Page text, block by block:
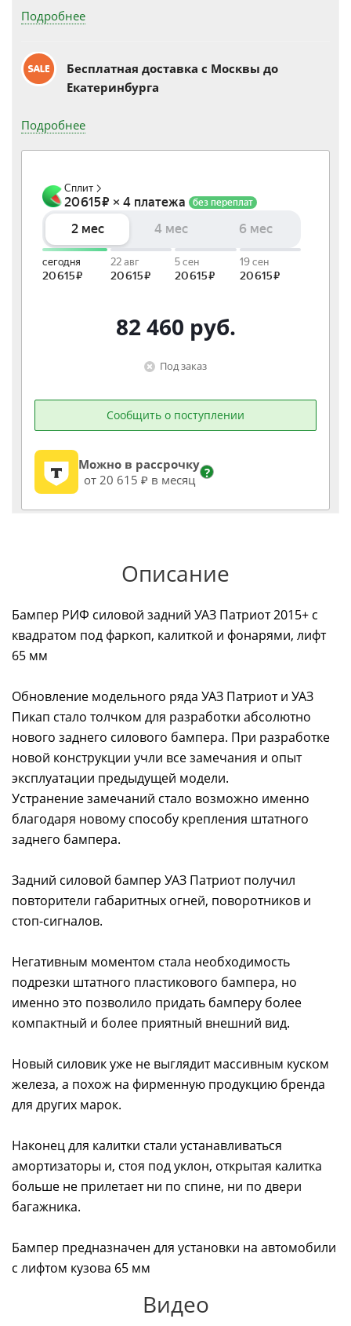
Подробнее
Бесплатная доставка c Москвы до
Екатеринбурга
Подробнее
82 460 руб.
Под заказ
Сообщить о поступлении
Можно в рассрочку
от 20 615 ₽ в месяц
?
Описание
Бампер РИФ силовой задний УАЗ Патриот 2015+ с
квадратом под фаркоп, калиткой и фонарями, лифт
65 мм
Обновление модельного ряда УАЗ Патриот и УАЗ
Пикап стало толчком для разработки абсолютно
нового заднего силового бампера. При разработке
новой конструкции учли все замечания и опыт
эксплуатации предыдущей модели.
Устранение замечаний стало возможно именно
благодаря новому способу крепления штатного
заднего бампера.
Задний силовой бампер УАЗ Патриот получил
повторители габаритных огней, поворотников и
стоп-сигналов.
Негативным моментом стала необходимость
подрезки штатного пластикового бампера, но
именно это позволило придать бамперу более
компактный и более приятный внешний вид.
Новый силовик уже не выглядит массивным куском
железа, а похож на фирменную продукцию бренда
для других марок.
Наконец для калитки стали устанавливаться
амортизаторы и, стоя под уклон, открытая калитка
больше не прилетает ни по спине, ни по двери
багажника.
Бампер предназначен для установки на автомобили
с лифтом кузова 65 мм
Видео